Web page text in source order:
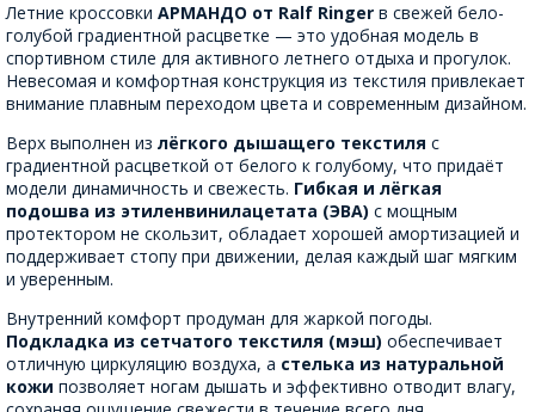
Летние кроссовки АРМАНДО от Ralf Ringer в свежей бело-
голубой градиентной расцветке — это удобная модель в
спортивном стиле для активного летнего отдыха и прогулок.
Невесомая и комфортная конструкция из текстиля привлекает
внимание плавным переходом цвета и современным дизайном.
Верх выполнен из лёгкого дышащего текстиля с
градиентной расцветкой от белого к голубому, что придаёт
модели динамичность и свежесть. Гибкая и лёгкая
подошва из этиленвинилацетата (ЭВА) с мощным
протектором не скользит, обладает хорошей амортизацией и
поддерживает стопу при движении, делая каждый шаг мягким
и уверенным.
Внутренний комфорт продуман для жаркой погоды.
Подкладка из сетчатого текстиля (мэш) обеспечивает
отличную циркуляцию воздуха, а стелька из натуральной
кожи позволяет ногам дышать и эффективно отводит влагу,